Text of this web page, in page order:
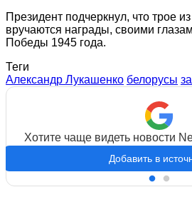
Президент подчеркнул, что трое
вручаются награды, своими
Победы 1945 года.
Теги
Александр Лукашенко белорусы
Хотите чаще видеть новости
Добавить в